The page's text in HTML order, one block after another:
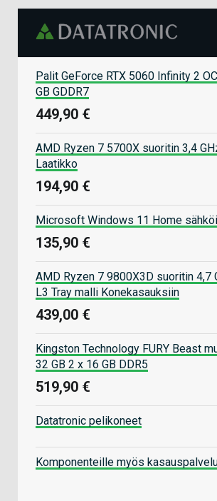
Palit GeForce RTX 5060 Infinity 2
GB GDDR7
449,90 €
AMD Ryzen 7 5700X suoritin 3,4
Laatikko
194,90 €
Microsoft Windows 11 Home
135,90 €
AMD Ryzen 7 9800X3D suoritin 4,7
L3 Tray malli Konekasauksiin
439,00 €
Kingston Technology FURY Beast
32 GB 2 x 16 GB DDR5
519,90 €
Datatronic pelikoneet
Komponenteille myös